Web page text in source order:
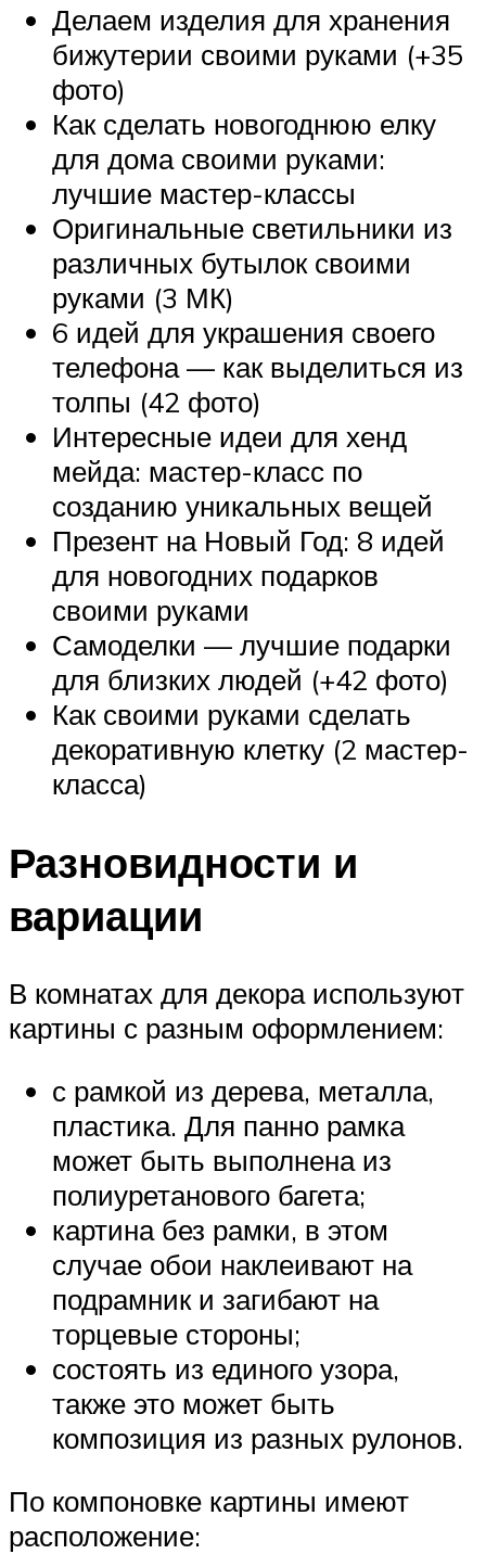
Делаем изделия для хранения
бижутерии своими руками (+35
фото)
Как сделать новогоднюю елку
для дома своими руками:
лучшие мастер-классы
Оригинальные светильники из
различных бутылок своими
руками (3 МК)
6 идей для украшения своего
телефона — как выделиться из
толпы (42 фото)
Интересные идеи для хенд
мейда: мастер-класс по
созданию уникальных вещей
Презент на Новый Год: 8 идей
для новогодних подарков
своими руками
Самоделки — лучшие подарки
для близких людей (+42 фото)
Как своими руками сделать
декоративную клетку (2 мастер-
класса)
Разновидности и
вариации
В комнатах для декора используют
картины с разным оформлением:
с рамкой из дерева, металла,
пластика. Для панно рамка
может быть выполнена из
полиуретанового багета;
картина без рамки, в этом
случае обои наклеивают на
подрамник и загибают на
торцевые стороны;
состоять из единого узора,
также это может быть
композиция из разных рулонов.
По компоновке картины имеют
расположение: